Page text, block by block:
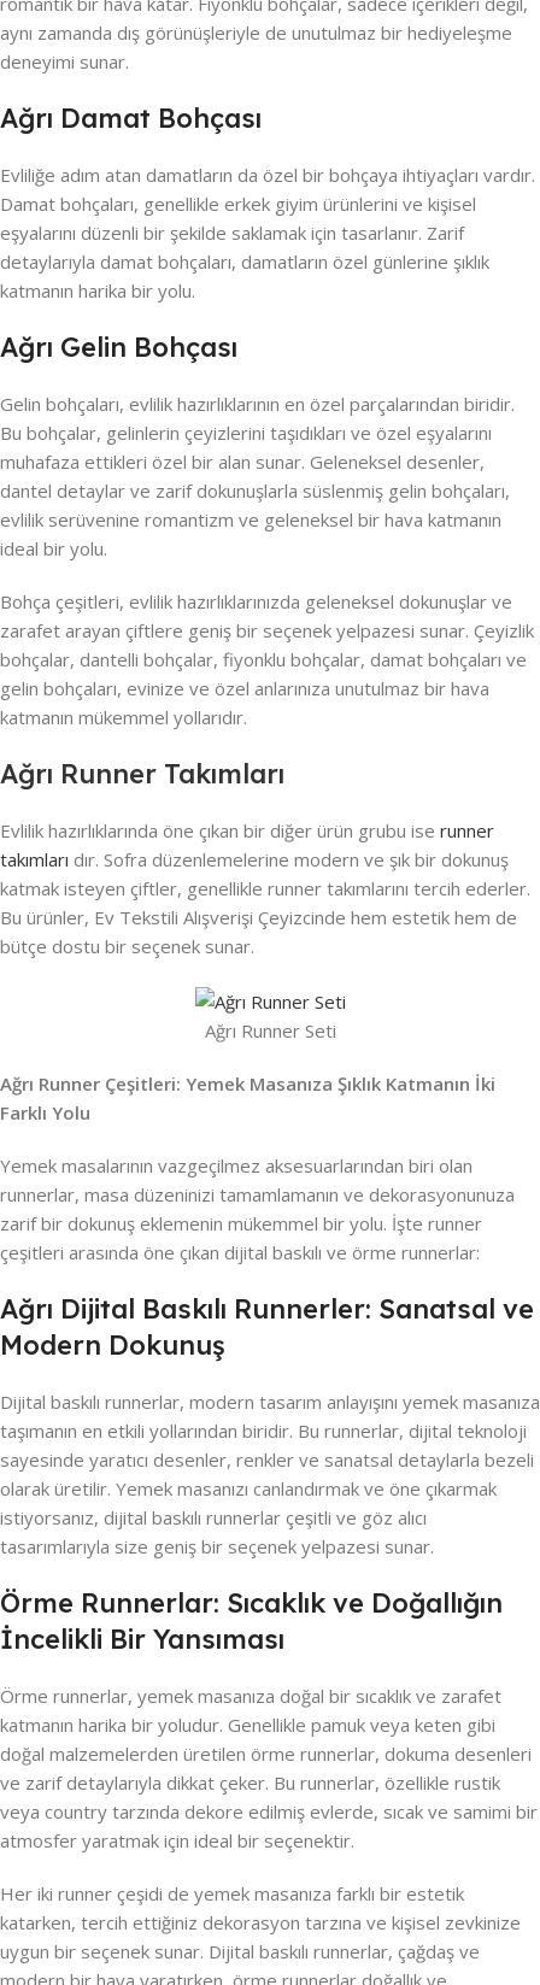
aynı zamanda dış görünüşleriyle de unutulmaz bir hediyeleşme
deneyimi sunar.
Ağrı Damat Bohçası
Evliliğe adım atan damatların da özel bir bohçaya ihtiyaçları vardır.
Damat bohçaları, genellikle erkek giyim ürünlerini ve kişisel
eşyalarını düzenli bir şekilde saklamak için tasarlanır. Zarif
detaylarıyla damat bohçaları, damatların özel günlerine şıklık
katmanın harika bir yolu.
Ağrı Gelin Bohçası
Gelin bohçaları, evlilik hazırlıklarının en özel parçalarından biridir.
Bu bohçalar, gelinlerin çeyizlerini taşıdıkları ve özel eşyalarını
muhafaza ettikleri özel bir alan sunar. Geleneksel desenler,
dantel detaylar ve zarif dokunuşlarla süslenmiş gelin bohçaları,
evlilik serüvenine romantizm ve geleneksel bir hava katmanın
ideal bir yolu.
Bohça çeşitleri, evlilik hazırlıklarınızda geleneksel dokunuşlar ve
zarafet arayan çiftlere geniş bir seçenek yelpazesi sunar. Çeyizlik
bohçalar, dantelli bohçalar, fiyonklu bohçalar, damat bohçaları ve
gelin bohçaları, evinize ve özel anlarınıza unutulmaz bir hava
katmanın mükemmel yollarıdır.
Ağrı Runner Takımları
Evlilik hazırlıklarında öne çıkan bir diğer ürün grubu ise runner
takımları dır. Sofra düzenlemelerine modern ve şık bir dokunuş
katmak isteyen çiftler, genellikle runner takımlarını tercih ederler.
Bu ürünler, Ev Tekstili Alışverişi Çeyizcinde hem estetik hem de
bütçe dostu bir seçenek sunar.
Ağrı Runner Seti
Ağrı Runner Çeşitleri: Yemek Masanıza Şıklık Katmanın İki
Farklı Yolu
Yemek masalarının vazgeçilmez aksesuarlarından biri olan
runnerlar, masa düzeninizi tamamlamanın ve dekorasyonunuza
zarif bir dokunuş eklemenin mükemmel bir yolu. İşte runner
çeşitleri arasında öne çıkan dijital baskılı ve örme runnerlar:
Ağrı Dijital Baskılı Runnerler: Sanatsal ve
Modern Dokunuş
Dijital baskılı runnerlar, modern tasarım anlayışını yemek masanıza
taşımanın en etkili yollarından biridir. Bu runnerlar, dijital teknoloji
sayesinde yaratıcı desenler, renkler ve sanatsal detaylarla bezeli
olarak üretilir. Yemek masanızı canlandırmak ve öne çıkarmak
istiyorsanız, dijital baskılı runnerlar çeşitli ve göz alıcı
tasarımlarıyla size geniş bir seçenek yelpazesi sunar.
Örme Runnerlar: Sıcaklık ve Doğallığın
İncelikli Bir Yansıması
Örme runnerlar, yemek masanıza doğal bir sıcaklık ve zarafet
katmanın harika bir yoludur. Genellikle pamuk veya keten gibi
doğal malzemelerden üretilen örme runnerlar, dokuma desenleri
ve zarif detaylarıyla dikkat çeker. Bu runnerlar, özellikle rustik
veya country tarzında dekore edilmiş evlerde, sıcak ve samimi bir
atmosfer yaratmak için ideal bir seçenektir.
Her iki runner çeşidi de yemek masanıza farklı bir estetik
katarken, tercih ettiğiniz dekorasyon tarzına ve kişisel zevkinize
uygun bir seçenek sunar. Dijital baskılı runnerlar, çağdaş ve
modern bir hava yaratırken, örme runnerlar doğallık ve